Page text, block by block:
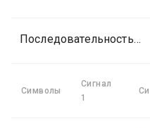
Последовательность сигналов
Символы
Сигнал
1